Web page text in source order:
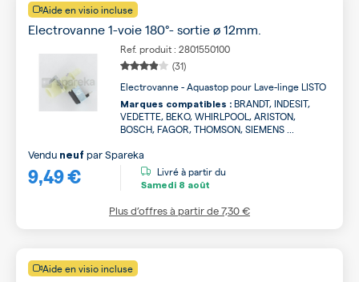
Aide en visio incluse
Electrovanne 1-voie 180°- sortie ø 12mm.
Ref. produit : 2801550100
(31)
Electrovanne - Aquastop pour Lave-linge LISTO
Marques compatibles : BRANDT, INDESIT,
VEDETTE, BEKO, WHIRLPOOL, ARISTON,
BOSCH, FAGOR, THOMSON, SIEMENS ...
9,49 €
Vendu neuf parSpareka
Livré à partir du
Samedi 8 août
Plus d’offres à partir de7,30 €
Aide en visio incluse